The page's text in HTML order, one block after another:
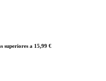
superiores a 15,99 €